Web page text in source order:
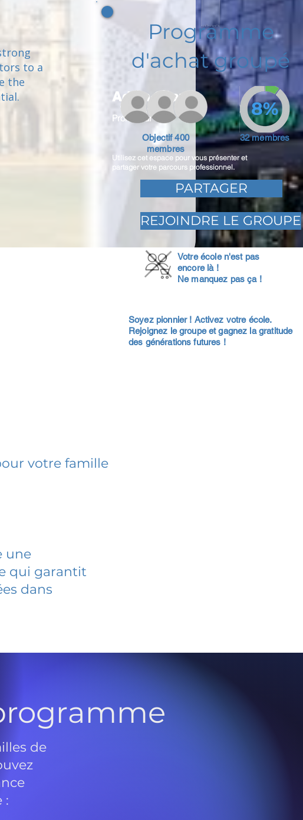
to a
the
Adam Caar
Promoteur
Utilisez cet espace pour vous présenter et
partager votre parcours professionnel.
Programme
d'achat groupé
Objectif 400
membres
32 membres
8%
PARTAGER
REJOINDRE LE GROUPE
Votre école n'est pas
encore là !
Ne manquez pas ça !
Soyez pionnier ! Activez votre école.
Rejoignez le groupe et gagnez la gratitude
des générations futures !
votre famille
une
qui garantit
dans
de
: